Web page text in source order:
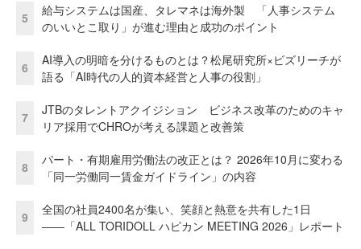
5
給与システムは国産、タレマネは海外製 「人事システム
のいいとこ取り」が進む理由と成功のポイント
6
AI導入の明暗を分けるものとは？松尾研究所×ビズリーチが
語る「AI時代の人的資本経営と人事の役割」
7
JTBのタレントアクイジション ビジネス改革のためのキャ
リア採用でCHROが考える課題と改善策
8
パート・有期雇用労働法の改正とは？ 2026年10月に変わる
「同一労働同一賃金ガイドライン」の内容
9
全国の社員2400名が集い、笑顔と熱意を共有した1日
――「ALL TORIDOLL ハピカン MEETING 2026」レポート